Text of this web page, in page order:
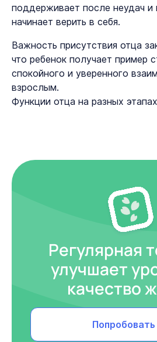
поддерживает после неудач и
начинает верить в себя.
Важность присутствия отца
что ребенок получает пример
спокойного и уверенного
взрослым.
Функции отца на разных
Регулярная
улучшает
качество
Попробовать